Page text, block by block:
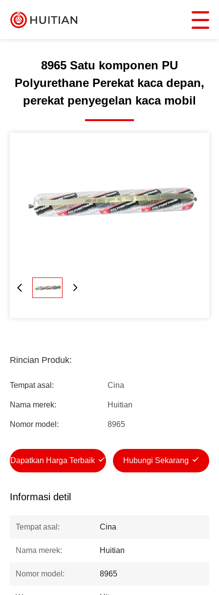
8965 Satu komponen PU
Polyurethane Perekat kaca depan,
perekat penyegelan kaca mobil
Rincian Produk:
Tempat asal: Cina
Nama merek: Huitian
Nomor model: 8965
Dapatkan Harga Terbaik Hubungi Sekarang
Informasi detil
Tempat asal: Cina
Nama merek: Huitian
Nomor model: 8965